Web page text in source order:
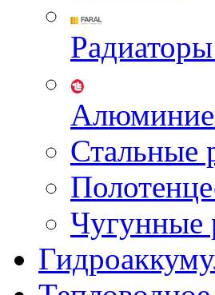
Стальные
Чугунные